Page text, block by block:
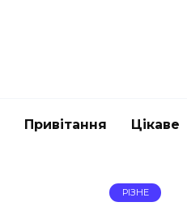
Привітання Цікаве
РІЗНЕ